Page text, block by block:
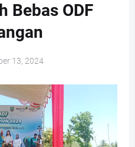
Bebas ODF
13, 2024